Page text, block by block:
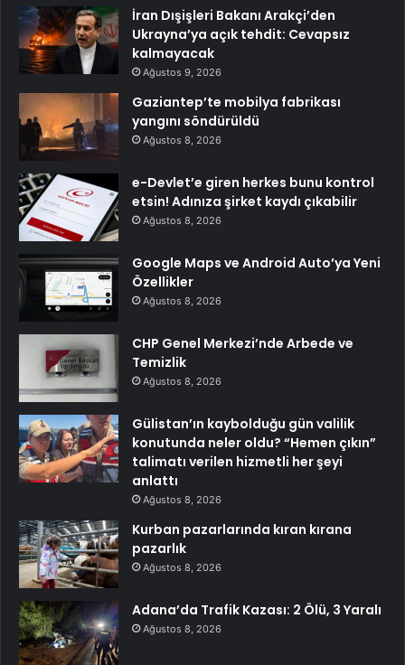
İran Dışişleri Bakanı Arakçi’den
Ukrayna’ya açık tehdit: Cevapsız
kalmayacak
Ağustos 9, 2026
Gaziantep’te mobilya fabrikası
yangını söndürüldü
Ağustos 8, 2026
e-Devlet’e giren herkes bunu kontrol
etsin! Adınıza şirket kaydı çıkabilir
Ağustos 8, 2026
Google Maps ve Android Auto’ya Yeni
Özellikler
Ağustos 8, 2026
CHP Genel Merkezi’nde Arbede ve
Temizlik
Ağustos 8, 2026
Gülistan’ın kaybolduğu gün valilik
konutunda neler oldu? “Hemen çıkın”
talimatı verilen hizmetli her şeyi
anlattı
Ağustos 8, 2026
Kurban pazarlarında kıran kırana
pazarlık
Ağustos 8, 2026
Adana’da Trafik Kazası: 2 Ölü, 3 Yaralı
Ağustos 8, 2026